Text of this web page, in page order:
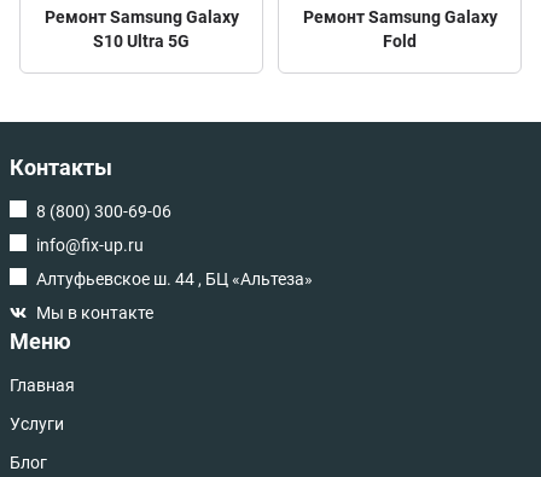
Ремонт Samsung Galaxy
S10 Ultra 5G
Ремонт Samsung Galaxy
Fold
Контакты
8 (800) 300-69-06
info@fix-up.ru
Алтуфьевское ш. 44 , БЦ «Альтеза»
Мы в контакте
Меню
Главная
Услуги
Блог